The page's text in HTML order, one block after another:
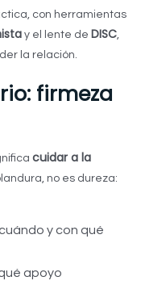
con herramientas
y el lente de DISC,
la relación.
firmeza
cuidar a la
no es dureza:
y con qué
apoyo